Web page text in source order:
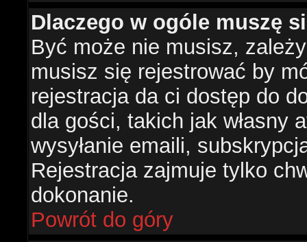
Dlaczego w ogóle muszę
Być może nie musisz,
musisz się rejestrować by
rejestracja da ci dostęp do
dla gości, takich jak własny
wysyłanie emaili,
Rejestracja zajmuje tylko
dokonanie.
Powrót do góry